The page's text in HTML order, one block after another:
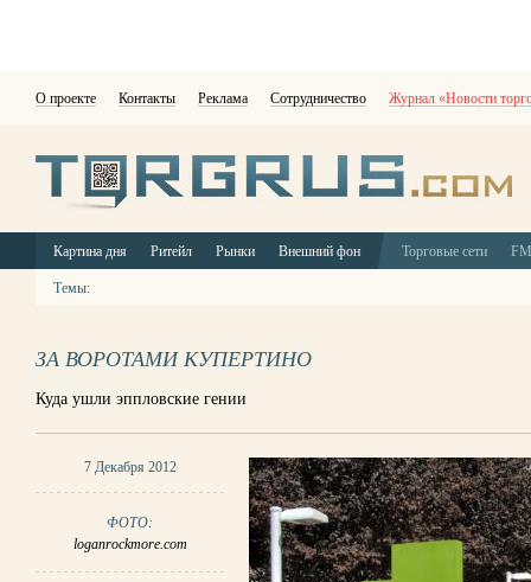
О проекте Контакты Реклама Сотрудничество Журнал «Новости
Картина дня Ритейл Рынки Внешний фон Торговые сети
Темы:
ЗА ВОРОТАМИ КУПЕРТИНО
Куда ушли эппловские гении
7 Декабря 2012
ФОТО:
loganrockmore.com